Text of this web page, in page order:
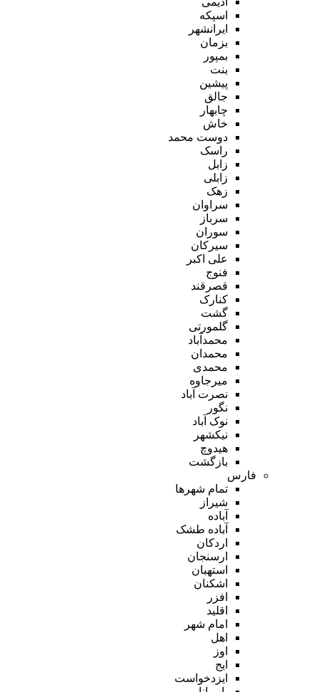
اسپکه
ایرانشهر
بزمان
بمپور
بنت
پیشین
جالق
چابهار
خاش
دوست محمد
راسک
زابل
زابلی
زهک
سراوان
سرباز
سوران
سیرکان
علی اکبر
فنوج
قصرقند
کنارک
گشت
گلمورتی
محمدآباد
محمدان
محمدی
میرجاوه
نصرت آباد
نگور
نوک آباد
نیکشهر
هیدوچ
بازگشت
فارس
تمام شهر‌ها
شیراز
آباده
آباده طشک
اردکان
ارسنجان
استهبان
اشکنان
افزر
اقلید
امام شهر
اهل
اوز
ایج
ایزدخواست